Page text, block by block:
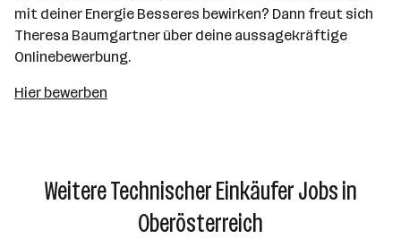
mit deiner Energie Besseres bewirken? Dann freut sich
Theresa Baumgartner über deine aussagekräftige
Onlinebewerbung.
Hier bewerben
Weitere Technischer Einkäufer Jobs in
Oberösterreich